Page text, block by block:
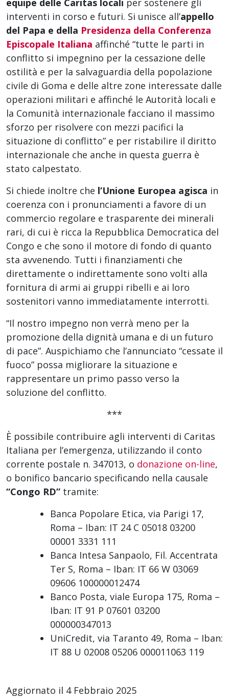
interventi in corso e futuri. Si unisce all’appello
del Papa e della Presidenza della Conferenza
Episcopale Italiana affinché “tutte le parti in
conflitto si impegnino per la cessazione delle
ostilità e per la salvaguardia della popolazione
civile di Goma e delle altre zone interessate dalle
operazioni militari e affinché le Autorità locali e
la Comunità internazionale facciano il massimo
sforzo per risolvere con mezzi pacifici la
situazione di conflitto” e per ristabilire il diritto
internazionale che anche in questa guerra è
stato calpestato.
Si chiede inoltre che l’Unione Europea agisca in
coerenza con i pronunciamenti a favore di un
commercio regolare e trasparente dei minerali
rari, di cui è ricca la Repubblica Democratica del
Congo e che sono il motore di fondo di quanto
sta avvenendo. Tutti i finanziamenti che
direttamente o indirettamente sono volti alla
fornitura di armi ai gruppi ribelli e ai loro
sostenitori vanno immediatamente interrotti.
“Il nostro impegno non verrà meno per la
promozione della dignità umana e di un futuro
di pace”. Auspichiamo che l’annunciato “cessate il
fuoco” possa migliorare la situazione e
rappresentare un primo passo verso la
soluzione del conflitto.
***
È possibile contribuire agli interventi di Caritas
Italiana per l’emergenza, utilizzando il conto
corrente postale n. 347013, o donazione on-line,
o bonifico bancario specificando nella causale
“Congo RD” tramite:
Banca Popolare Etica, via Parigi 17,
Roma – Iban: IT 24 C 05018 03200
00001 3331 111
Banca Intesa Sanpaolo, Fil. Accentrata
Ter S, Roma – Iban: IT 66 W 03069
09606 100000012474
Banco Posta, viale Europa 175, Roma –
Iban: IT 91 P 07601 03200
000000347013
UniCredit, via Taranto 49, Roma – Iban:
IT 88 U 02008 05206 000011063 119
Aggiornato il 4 Febbraio 2025